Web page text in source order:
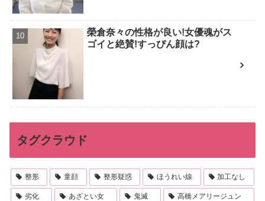
榮倉奈々の性格が良い!女優魂がス
ゴイと絶賛!すっぴん顔は?
タグクラウド
整形 童顔 整形疑惑 ほうれい線 加工なし
劣化 あざとい女 鬼滅 高橋メアリージュン